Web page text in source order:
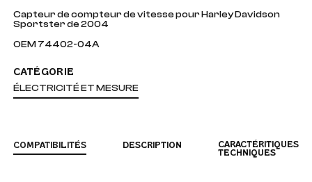
Capteur de compteur de vitesse pour Harley Davidson
Sportster de 2004
OEM 74402-04A
CATÉGORIE
ÉLECTRICITÉ ET MESURE
COMPATIBILITÉS DESCRIPTION
CARACTÉRITIQUES
TECHNIQUES